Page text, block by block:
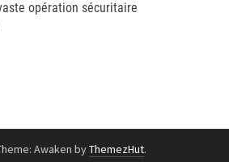
opération sécuritaire
Awaken byThemezHut.